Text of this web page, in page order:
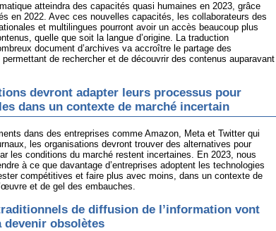
atteindra des capacités quasi humaines en 2023, grâce
en 2022. Avec ces nouvelles capacités, les collaborateurs des
et multilingues pourront avoir un accès beaucoup plus
quelle que soit la langue d’origine. La traduction
document d’archives va accroître le partage des
de rechercher et de découvrir des contenus auparavant
devront adapter leurs processus pour
dans un contexte de marché incertain
dans des entreprises comme Amazon, Meta et Twitter qui
les organisations devront trouver des alternatives pour
les conditions du marché restent incertaines. En 2023, nous
à ce que davantage d’entreprises adoptent les technologies
compétitives et faire plus avec moins, dans un contexte de
et de gel des embauches.
de diffusion de l’information vont
devenir obsolètes